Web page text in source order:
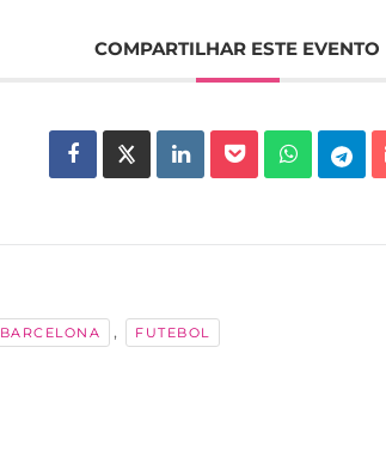
COMPARTILHAR ESTE EVENTO
BARCELONA , FUTEBOL